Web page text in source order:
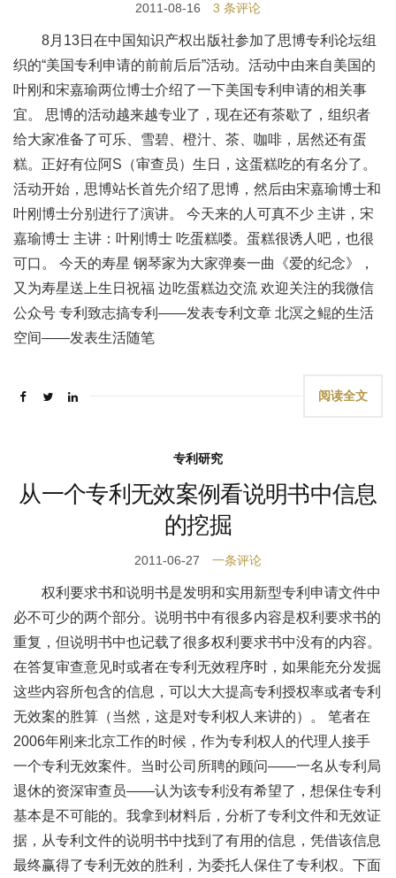
2011-08-16 3 条评论
8月13日在中国知识产权出版社参加了思博专利论坛组
织的“美国专利申请的前前后后”活动。活动中由来自美国的
叶刚和宋嘉瑜两位博士介绍了一下美国专利申请的相关事
宜。 思博的活动越来越专业了，现在还有茶歇了，组织者
给大家准备了可乐、雪碧、橙汁、茶、咖啡，居然还有蛋
糕。正好有位阿S（审查员）生日，这蛋糕吃的有名分了。
活动开始，思博站长首先介绍了思博，然后由宋嘉瑜博士和
叶刚博士分别进行了演讲。 今天来的人可真不少 主讲，宋
嘉瑜博士 主讲：叶刚博士 吃蛋糕喽。蛋糕很诱人吧，也很
可口。 今天的寿星 钢琴家为大家弹奏一曲《爱的纪念》，
又为寿星送上生日祝福 边吃蛋糕边交流 欢迎关注的我微信
公众号 专利致志搞专利——发表专利文章 北溟之鲲的生活
空间——发表生活随笔
阅读全文
专利研究
从一个专利无效案例看说明书中信息
的挖掘
2011-06-27 一条评论
权利要求书和说明书是发明和实用新型专利申请文件中
必不可少的两个部分。说明书中有很多内容是权利要求书的
重复，但说明书中也记载了很多权利要求书中没有的内容。
在答复审查意见时或者在专利无效程序时，如果能充分发掘
这些内容所包含的信息，可以大大提高专利授权率或者专利
无效案的胜算（当然，这是对专利权人来讲的）。 笔者在
2006年刚来北京工作的时候，作为专利权人的代理人接手
一个专利无效案件。当时公司所聘的顾问——一名从专利局
退休的资深审查员——认为该专利没有希望了，想保住专利
基本是不可能的。我拿到材料后，分析了专利文件和无效证
据，从专利文件的说明书中找到了有用的信息，凭借该信息
最终赢得了专利无效的胜利，为委托人保住了专利权。下面